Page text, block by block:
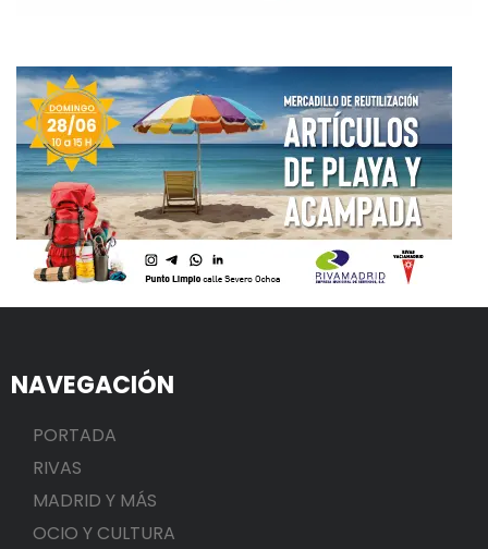
NAVEGACIÓN
PORTADA
RIVAS
MADRID Y MÁS
OCIO Y CULTURA